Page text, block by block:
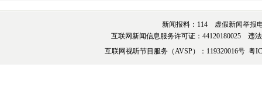
新闻报料：114 虚假新闻举报电
互联网新闻信息服务许可证：44120180025 违
互联网视听节目服务（AVSP）：119320016号粤